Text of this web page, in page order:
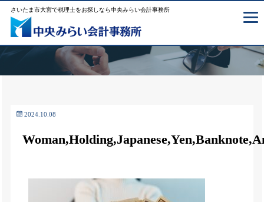
さいたま市大宮で税理士をお探しなら中央みらい会計事務所
2024.10.08